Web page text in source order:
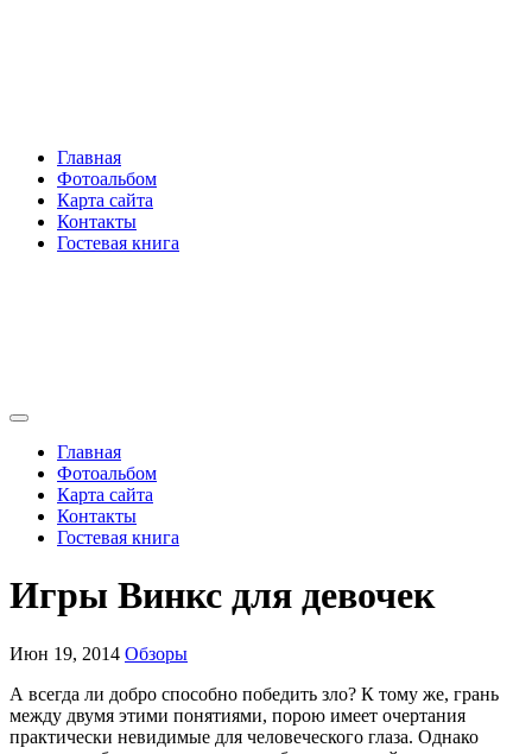
Главная
Фотоальбом
Карта сайта
Контакты
Гостевая книга
Главная
Фотоальбом
Карта сайта
Контакты
Гостевая книга
Игры Винкс для девочек
Июн 19, 2014 Обзоры
А всегда ли добро способно победить зло? К тому же, грань
между двумя этими понятиями, порою имеет очертания
практически невидимые для человеческого глаза. Однако